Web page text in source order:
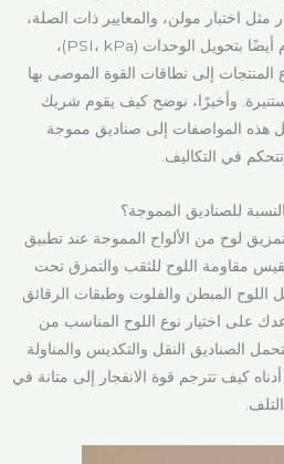
اختبار مولن، والمعايير ذات الصلة،
وخيارات المواد العملية. كما نقوم أيضًا بتحويل الوحدات (PSI، kPa)،
المنتجات إلى نطاقات القوة الموصى بها
وأخيرًا، نوضح كيف يقوم شريك
هذه المواصفات إلى صناديق مموجة
في التكاليف.
للصناديق المموجة؟
لوح من الألواح المموجة عند تطبيق
مقاومة اللوح للثقب والتمزق تحت
المبطن والفلوت وطبقات الرقائق
على اختيار نوع اللوح المناسب من
الصناديق النقل والتكديس والمناولة
كيف تترجم قوة الانفجار إلى متانة في